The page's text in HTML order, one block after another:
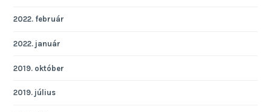
2022. február
2022. január
2019. október
2019. július